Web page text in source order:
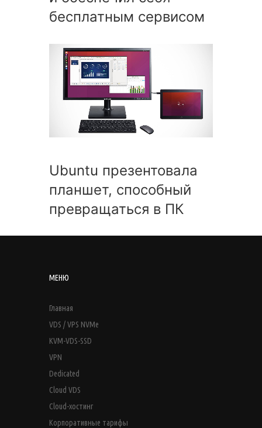
бесплатным сервисом
Ubuntu презентовала
планшет, способный
превращаться в ПК
МЕНЮ
Главная
VDS / VPS NVMe
KVM-VDS-SSD
VPN
Dedicated
Cloud VDS
Cloud-хостинг
Корпоративные тарифы